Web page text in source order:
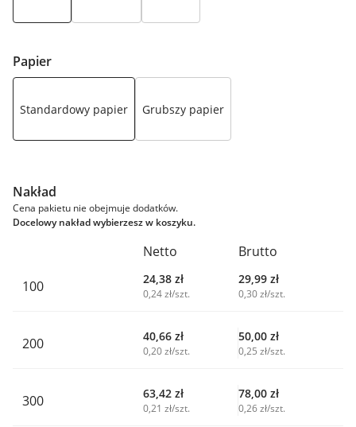
Papier
Standardowy papier Grubszy papier
Nakład
Cena pakietu nie obejmuje dodatków.
Docelowy nakład wybierzesz w koszyku.
Netto
Brutto
100
24,38 zł
0,24 zł/szt.
29,99 zł
0,30 zł/szt.
200 40,66 zł
0,20 zł/szt.
50,00 zł
0,25 zł/szt.
300 63,42 zł
0,21 zł/szt.
78,00 zł
0,26 zł/szt.